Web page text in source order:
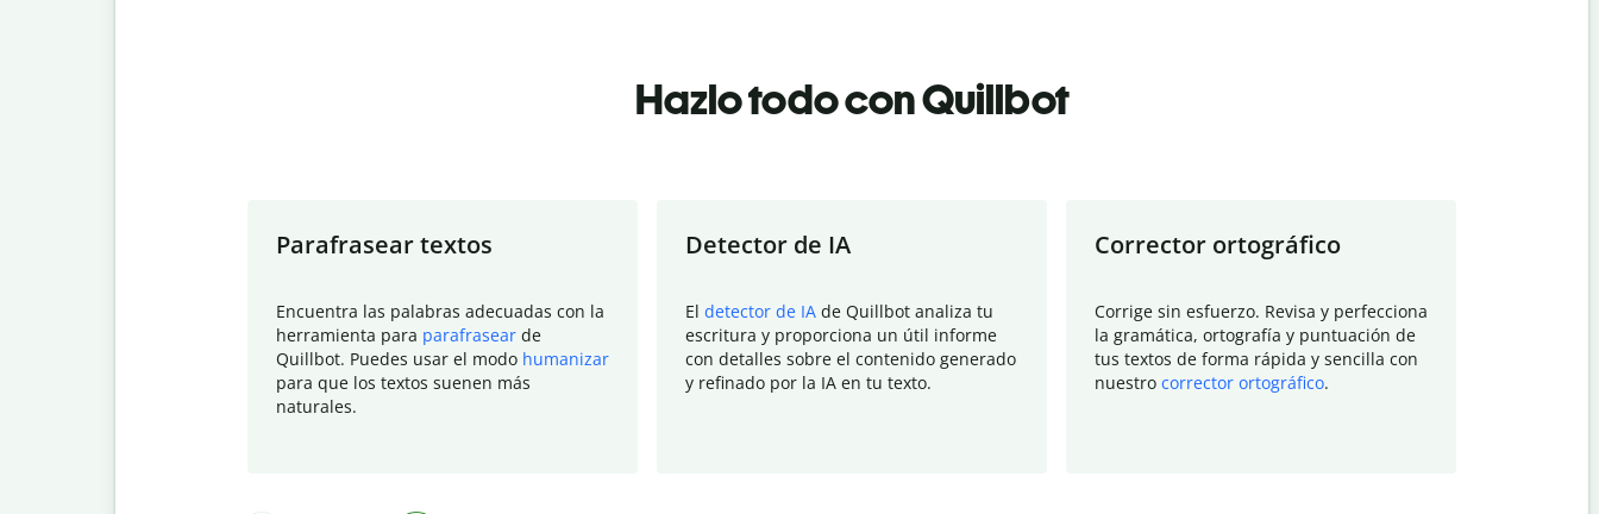
Hazlo todo con Quillbot
Parafrasear textos
Encuentra las palabras adecuadas con la
herramienta para parafrasear de
Quillbot. Puedes usar el modo humanizar
para que los textos suenen más
naturales.
Detector de IA
El detector de IA de Quillbot analiza tu
escritura y proporciona un útil informe
con detalles sobre el contenido generado
y refinado por la IA en tu texto.
Corrector ortográfico
Corrige sin esfuerzo. Revisa y perfecciona
la gramática, ortografía y puntuación de
tus textos de forma rápida y sencilla con
nuestro corrector ortográfico.